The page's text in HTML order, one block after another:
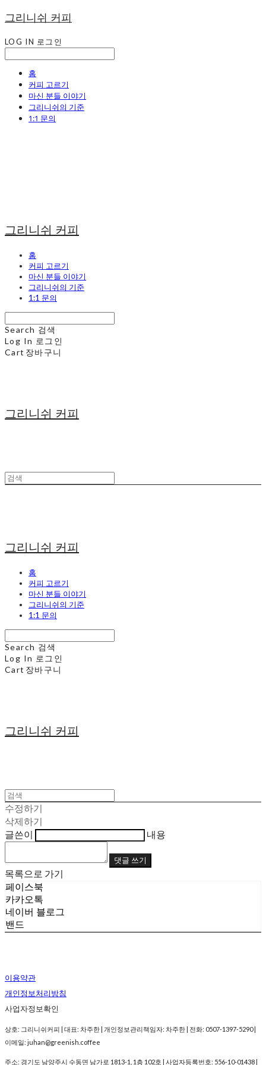
그리니쉬 커피
LOG IN 로그인
홈
커피 고르기
마신 분들 이야기
그리니쉬의 기준
1:1 문의
그리니쉬 커피
홈
커피 고르기
마신 분들 이야기
그리니쉬의 기준
1:1 문의
Search 검색
Log In 로그인
Cart 장바구니
그리니쉬 커피
그리니쉬 커피
홈
커피 고르기
마신 분들 이야기
그리니쉬의 기준
1:1 문의
Search 검색
Log In 로그인
Cart 장바구니
그리니쉬 커피
수정하기
삭제하기
글쓴이
내용
댓글 쓰기
목록으로 가기
페이스북
카카오톡
네이버 블로그
밴드
이용약관
개인정보처리방침
사업자정보확인
상호: 그리니쉬커피 | 대표: 차주한 | 개인정보관리책임자: 차주한 | 전화: 0507-1397-5290 |
이메일: juhan@greenish.coffee
주소: 경기도 남양주시 수동면 남가로 1813-1, 1층 102호 | 사업자등록번호: 556-10-01438 |